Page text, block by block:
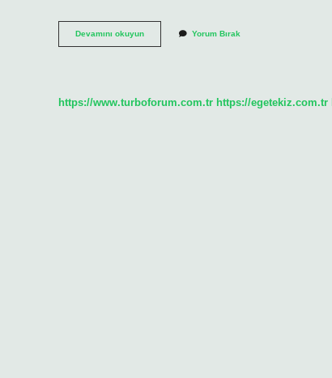
Devamını okuyunHakan
Aktaş
Yorum Bırak
https://www.turboforum.com.tr https://egetekiz.com.tr